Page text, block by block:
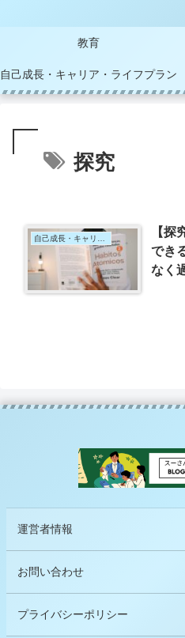
教育
自己成長・キャリア・ライフプラン
探究
【探
でき
なく
わか
運営者情報
お問い合わせ
プライバシーポリシー